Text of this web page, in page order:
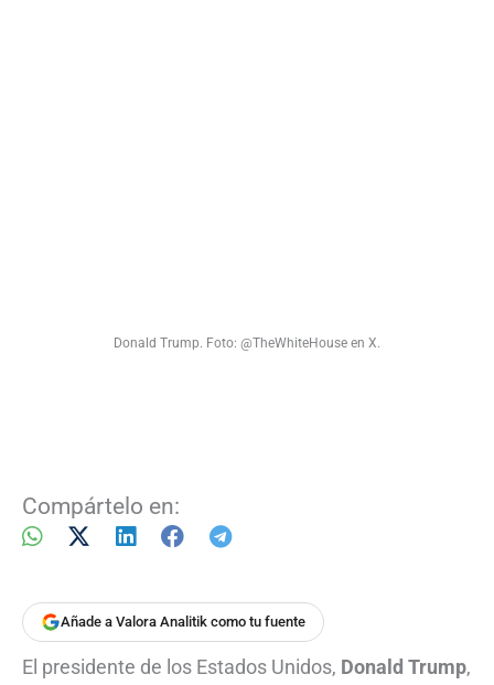
Donald Trump. Foto: @TheWhiteHouse en X.
Compártelo en:
Añade a Valora Analitik como tu fuente
El presidente de los Estados Unidos, Donald Trump,